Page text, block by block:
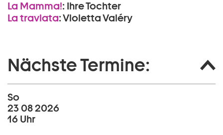
La Mamma!: Ihre Tochter
La traviata:Violetta Valéry
Nächste Termine:
So
23 08 2026
16 Uhr